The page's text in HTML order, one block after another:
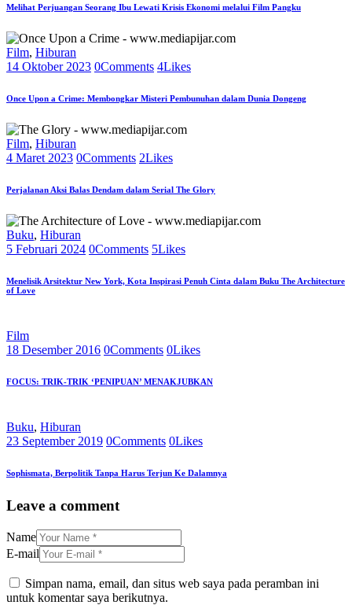
Melihat Perjuangan Seorang Ibu Lewati Krisis Ekonomi melalui Film Pangku
Film, Hiburan
14 Oktober 2023 0Comments 4Likes
Once Upon a Crime: Membongkar Misteri Pembunuhan dalam Dunia Dongeng
Film, Hiburan
4 Maret 2023 0Comments 2Likes
Perjalanan Aksi Balas Dendam dalam Serial The Glory
Buku, Hiburan
5 Februari 2024 0Comments 5Likes
Menelisik Arsitektur New York, Kota Inspirasi Penuh Cinta dalam Buku The Architecture
of Love
Film
18 Desember 2016 0Comments 0Likes
FOCUS: TRIK-TRIK ‘PENIPUAN’ MENAKJUBKAN
Buku, Hiburan
23 September 2019 0Comments 0Likes
Sophismata, Berpolitik Tanpa Harus Terjun Ke Dalamnya
Leave a comment
Name
E-mail
Simpan nama, email, dan situs web saya pada peramban ini
untuk komentar saya berikutnya.